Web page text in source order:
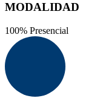
MODALIDAD
100% Presencial